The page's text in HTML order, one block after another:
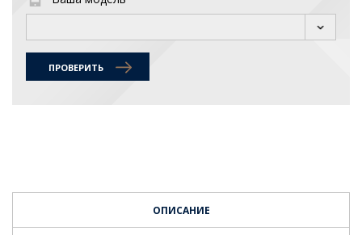
ПРОВЕРИТЬ
ОПИСАНИЕ